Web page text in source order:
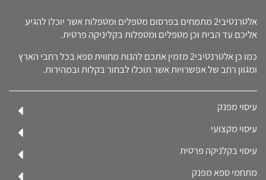
אלטרנטיבי2 מתמחים בפרסום מטפלים ומטפלות אשר יוכלו להגיע
אליכם עד הבית וכן מטפלים ומטפלות בקליניקה פרטית.
כמו כן אלטרנטיבי2 מזמין אתכם להנות מחווית ספא בכל רחבי הארץ
ומגוון רחב של אפשרויות אשר תוכלו לבחור בקלות ובמהירות.
עיסוי מפנק
עיסוי מקצועי
עיסוי בקלניקה פרטית
מתחמי ספא מפנק